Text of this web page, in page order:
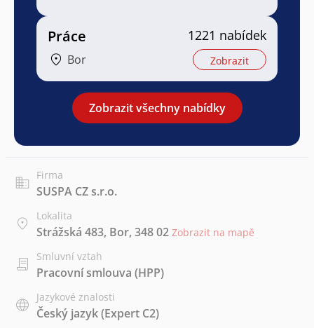
Práce
Bor
1221 nabídek
Zobrazit
Zobrazit všechny nabídky
Firma
SUSPA CZ s.r.o.
Lokalita
Strážská 483, Bor, 348 02 Zobrazit na mapě
Smluvní vztah
Pracovní smlouva (HPP)
Jazykové znalosti
Český jazyk(Expert C2)